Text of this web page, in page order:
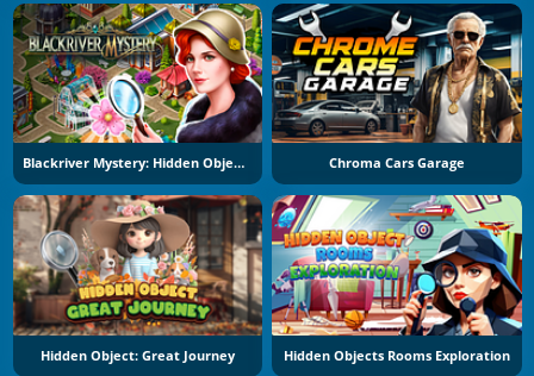
Blackriver Mystery: Hidden Objects Chroma Cars Garage
Hidden Object: Great Journey Hidden Objects Rooms Exploration